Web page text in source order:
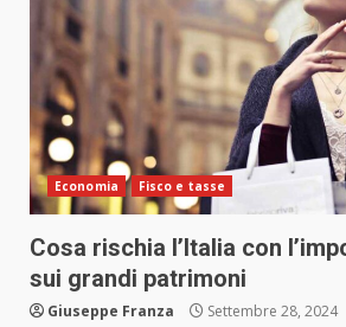
Economia Fisco e tasse
Cosa rischia l’Italia con
sui grandi patrimoni
Giuseppe Franza Settembre 28, 2024